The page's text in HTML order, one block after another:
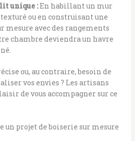
unique :En habillant un mur
texturé ou en construisant une
mesure avec des rangements
chambre deviendra un havre
ou, au contraire, besoin de
vos envies ? Les artisans
de vous accompagner sur ce
projet de boiserie sur mesure